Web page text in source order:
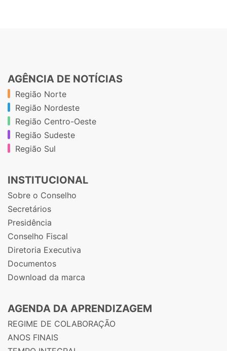
AGÊNCIA DE NOTÍCIAS
Região Norte
Região Nordeste
Região Centro-Oeste
Região Sudeste
Região Sul
INSTITUCIONAL
Sobre o Conselho
Secretários
Presidência
Conselho Fiscal
Diretoria Executiva
Documentos
Download da marca
AGENDA DA APRENDIZAGEM
REGIME DE COLABORAÇÃO
ANOS FINAIS